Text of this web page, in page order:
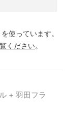
使っています。
ください。
+ 羽田フラ